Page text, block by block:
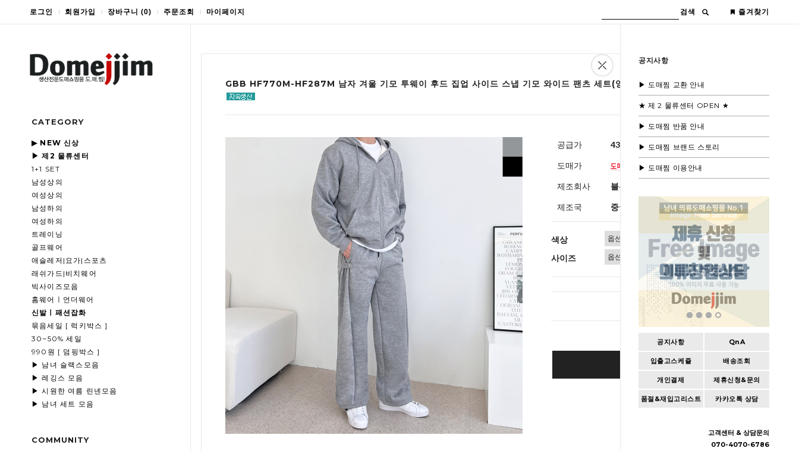
로그인 회원가입 장바구니 (0) 주문조회 마이페이지 검색 즐겨찾기
CATEGORY
▶ NEW 신상
▶ 제2 물류센터
1+1 SET
남성상의
여성상의
남성하의
여성하의
트레이닝
골프웨어
애슬레저|요가|스포츠
래쉬가드|비치웨어
빅사이즈모음
홈웨어ㅣ언더웨어
신발ㅣ패션잡화
묶음세일 [ 럭키박스 ]
30~50% 세일
990원 [ 덤핑박스 ]
▶ 남녀 슬랙스모음
▶ 레깅스 모음
▶ 시원한 여름 린넨모음
▶ 남녀 세트 모음
COMMUNITY
공지사항
▶ 도매찜 교환 안내
★ 제 2 물류센터 OPEN ★
▶ 도매찜 반품 안내
▶ 도매찜 브랜드 스토리
▶ 도매찜 이용안내
공지사항 QnA
입출고스케쥴 배송조회
개인결제 제휴신청&문의
품절&재입고리스트 카카오톡 상담
고객센터 & 상담문의
070-4070-6786
GBB HF770M-HF287M 남자 겨울 기모 투웨이 후드 집업 사이드 스냅 기모 와이드 팬츠 세트(양털안감)
공급가 43,000원(부가세별도)
도매가
제조회사 블루모드제휴사
제조국 중국
색상
사이즈
BUY IT NOW
Cart Wishlist